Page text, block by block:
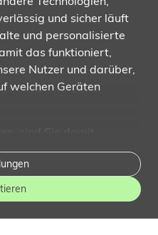
und sicher läuft
und personalisierte
das funktioniert,
Nutzer und darüber,
welchen Geräten
uns, diese Daten an
unsere
wesentlichen Cookies. In
leider nicht auf Sie